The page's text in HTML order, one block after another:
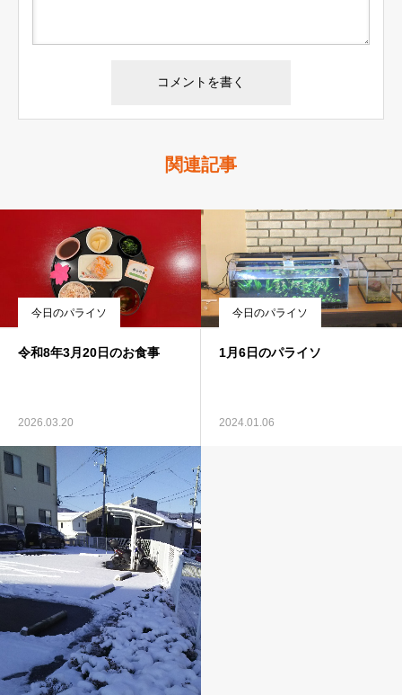
関連記事
今日のパライソ
令和8年3月20日のお食事
2026.03.20
今日のパライソ
1月6日のパライソ
2024.01.06